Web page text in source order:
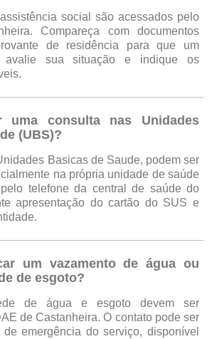
social são acessados pelo
Compareça com documentos
de residência para que um
avalie sua situação e indique os
uma consulta nas Unidades
(UBS)?
Basicas de Saude, podem ser
na própria unidade de saúde
telefone da central de saúde do
apresentação do cartão do SUS e
um vazamento de água ou
de esgoto?
de água e esgoto devem ser
de Castanheira. O contato pode ser
emergência do serviço, disponível